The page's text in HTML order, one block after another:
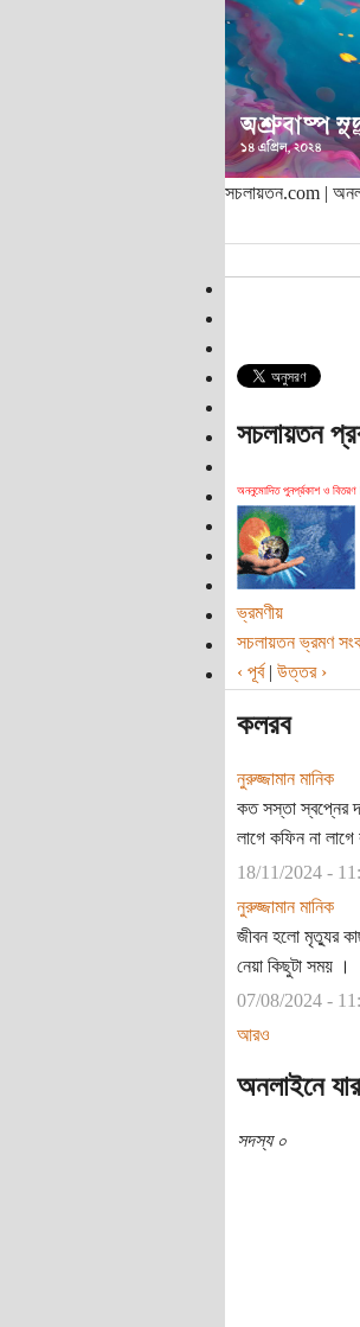
সচলায়তন.com |
সচলায়তন
অননুমোদিত পুনর্প্রকাশ ও বিতরণ
ভ্রমণীয়
সচলায়তন ভ্রমণ
‹ পূর্ব| উত্তর ›
কলরব
নুরুজ্জামান মানিক
কত সস্তা স্বপ্নের
লাগে কফিন না
18/11/2024 -
নুরুজ্জামান মানিক
জীবন হলো মৃত্যুর
নেয়া কিছুটা সময় ।
07/08/2024 -
আরও
অনলাইনে
সদস্য ০